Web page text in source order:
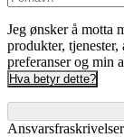
Jeg ønsker å motta
produkter, tjenester,
preferanser og min
Hva betyr dette?
Ansvarsfraskrivelser